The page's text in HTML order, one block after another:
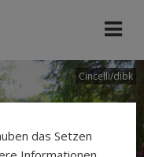
Cincelli/dibk
das Setzen